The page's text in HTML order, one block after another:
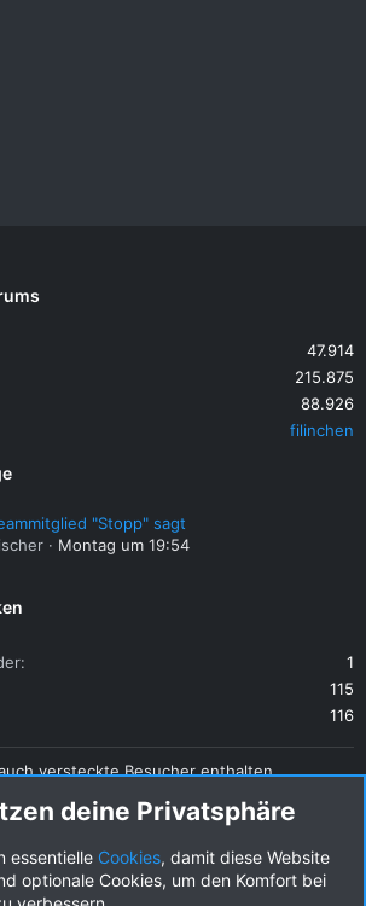
47.914
215.875
88.926
filinchen
"Stopp" sagt
Montag um 19:54
1
115
116
versteckte Besucher enthalten.
Diese Seite teilen
deine Privatsphäre
essentielle Cookies, damit diese Website
optionale Cookies, um den Komfort bei